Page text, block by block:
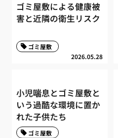
ゴミ屋敷による健康被
害と近隣の衛生リスク
2026.05.28
ゴミ屋敷
小児喘息とゴミ屋敷と
いう過酷な環境に置か
れた子供たち
ゴミ屋敷